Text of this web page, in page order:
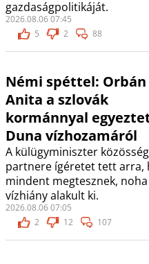
gazdaságpolitikáját.
2026.08.06 07:45
5
2 88
Némi spéttel: Orbán
Anita a szlovák
kormánnyal
Duna vízhozamáról
A külügyminiszter
partnere ígéretet tett arra,
mindent megtesznek,
vízhiány alakult ki.
2026.08.06 07:05
2
12 107